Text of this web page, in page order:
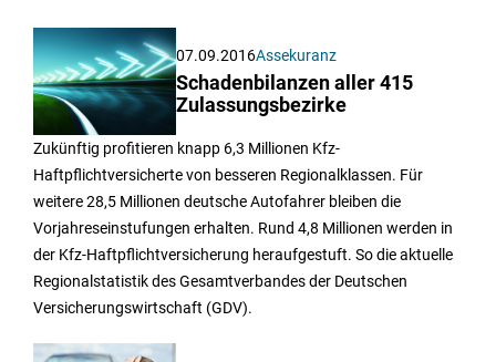
07.09.2016Assekuranz
Schadenbilanzen aller 415
Zulassungsbezirke
Zukünftig profitieren knapp 6,3 Millionen Kfz-
Haftpflichtversicherte von besseren Regionalklassen. Für
weitere 28,5 Millionen deutsche Autofahrer bleiben die
Vorjahreseinstufungen erhalten. Rund 4,8 Millionen werden in
der Kfz-Haftpflichtversicherung heraufgestuft. So die aktuelle
Regionalstatistik des Gesamtverbandes der Deutschen
Versicherungswirtschaft (GDV).